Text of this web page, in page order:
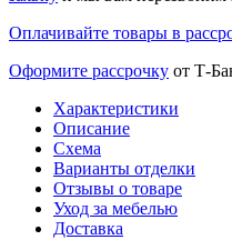
Оплачивайте товары в
Оформите рассрочку от Т-
Характеристики
Описание
Схема
Варианты отделки
Отзывы о товаре
Уход за мебелью
Доставка